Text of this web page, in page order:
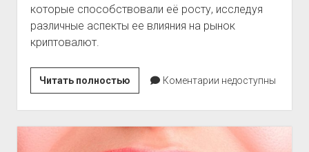
которые способствовали её росту, исследуя
различные аспекты ее влияния на рынок
криптовалют.
Читать полностьюСтратегия
роста
BNB
в
блокчейне
Коментарии недоступны